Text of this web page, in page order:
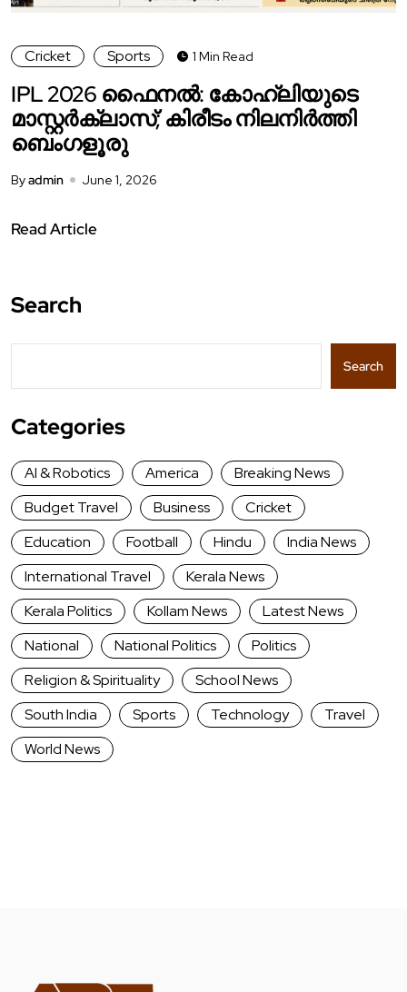
Cricket Sports 1 Min Read
IPL 2026 ഫൈനൽ: കോഹ്‌ലിയുടെ
മാസ്റ്റർക്ലാസ്; കിരീടം നിലനിർത്തി
ബെംഗളൂരു
Byadmin June 1, 2026
Read Article
Search
Search
Categories
AI & Robotics America
Breaking News
Budget Travel
Business
Cricket
Education
Football Hindu
India News
International Travel
Kerala News
Kerala Politics
Kollam News
Latest News
National
National Politics
Politics
Religion & Spirituality
School News
South India
Sports Technology
Travel
World News